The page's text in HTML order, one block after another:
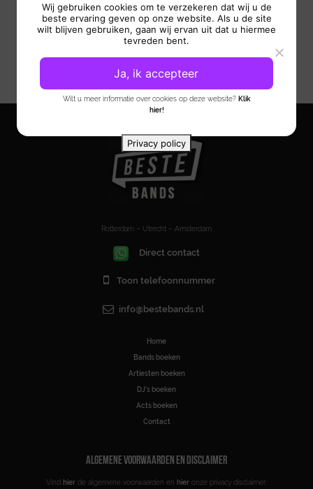
Rotterdam – Utrecht – Amsterdam
Direct contact
Toon telefoonnummer
info@bestebands.nl
Home
Bands boeken
Artiesten boeken
DJ’s boeken
Acts boeken
Contact
ALGEMENE VOORWAARDEN EN DISCLAIMER
Vind hier de algemene voorwaarden en hier onze privacy disclaimer.
Wij gebruiken cookies om te verzekeren dat wij u de
beste ervaring geven op onze website. Als u de site
wilt blijven gebruiken, gaan wij ervan uit dat u hiermee
tevreden bent.
Wilt u meer informatie over cookies op deze website? Klik
hier!
Ja, ik accepteer
Privacy policy